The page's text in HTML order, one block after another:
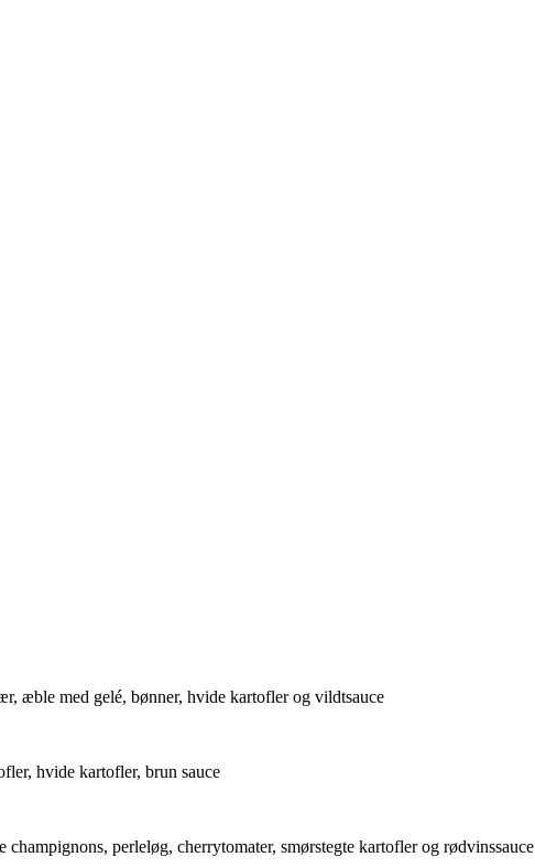
æble med gelé, bønner, hvide kartofler og vildtsauce
hvide kartofler, brun sauce
perleløg, cherrytomater, smørstegte kartofler og rødvinssauce